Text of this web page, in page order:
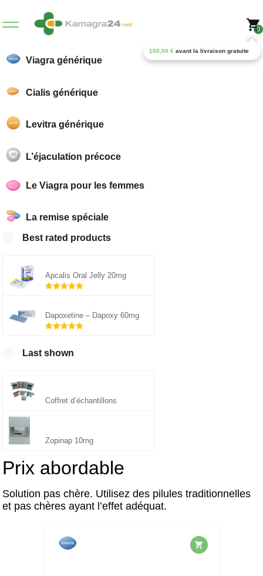
0
100,00 € avant la livraison gratuite
Viagra générique
Cialis générique
Levitra générique
L’éjaculation précoce
Le Viagra pour les femmes
La remise spéciale
Best rated products
Apcalis Oral Jelly 20mg
Dapoxetine – Dapoxy 60mg
Last shown
Coffret d’échantillons
Zopinap 10mg
Prix ​​abordable
Solution pas chère. Utilisez des pilules traditionnelles
et pas chères ayant l’effet adéquat.